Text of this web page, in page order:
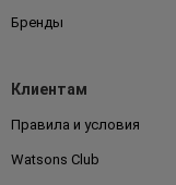
Бренды
Клиентам
Правила и условия
Watsons Club